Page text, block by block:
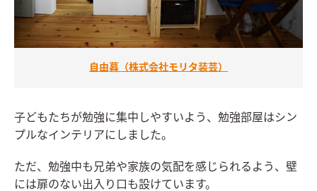
自由暮（株式会社モリタ装芸）
子どもたちが勉強に集中しやすいよう、勉強部屋はシン
プルなインテリアにしました。
ただ、勉強中も兄弟や家族の気配を感じられるよう、壁
には扉のない出入り口も設けています。